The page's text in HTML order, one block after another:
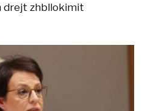
drejt zhbllokimit